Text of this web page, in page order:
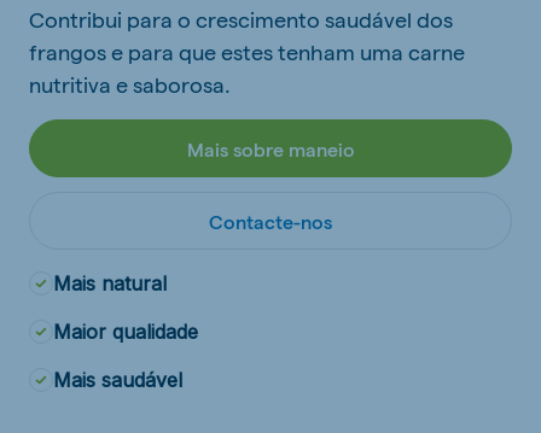
Contribui para o crescimento saudável dos
frangos e para que estes tenham uma carne
nutritiva e saborosa.
Mais sobre maneio
Contacte-nos
Mais natural
Maior qualidade
Mais saudável